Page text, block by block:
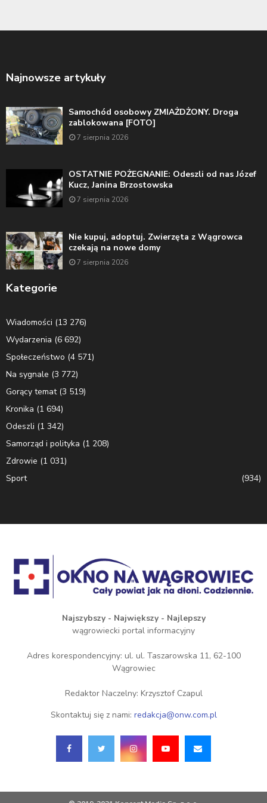
Najnowsze artykuły
Samochód osobowy ZMIAŻDŻONY. Droga
zablokowana [FOTO]
7 sierpnia 2026
OSTATNIE POŻEGNANIE: Odeszli od nas Józef
Kucz, Janina Brzostowska
7 sierpnia 2026
Nie kupuj, adoptuj. Zwierzęta z Wągrowca
czekają na nowe domy
7 sierpnia 2026
Kategorie
Wiadomości (13 276)
Wydarzenia (6 692)
Społeczeństwo (4 571)
Na sygnale (3 772)
Gorący temat(3 519)
Kronika (1 694)
Odeszli (1 342)
Samorząd i polityka (1 208)
Zdrowie (1 031)
Sport
(934)
Najszybszy - Największy - Najlepszy
wągrowiecki portal informacyjny
Adres korespondencyjny: ul. ul. Taszarowska 11, 62-100
Wągrowiec
Redaktor Naczelny: Krzysztof Czapul
Skontaktuj się z nami: redakcja@onw.com.pl